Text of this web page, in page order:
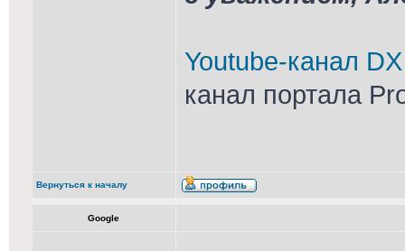
Youtube-канал
канал портала
Вернуться к началу
Google